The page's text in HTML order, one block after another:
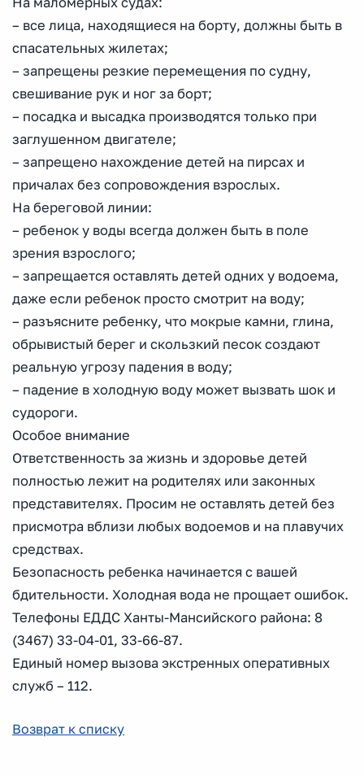
– все лица, находящиеся на борту, должны быть в
спасательных жилетах;
– запрещены резкие перемещения по судну,
свешивание рук и ног за борт;
– посадка и высадка производятся только при
заглушенном двигателе;
– запрещено нахождение детей на пирсах и
причалах без сопровождения взрослых.
На береговой линии:
– ребенок у воды всегда должен быть в поле
зрения взрослого;
– запрещается оставлять детей одних у водоема,
даже если ребенок просто смотрит на воду;
– разъясните ребенку, что мокрые камни, глина,
обрывистый берег и скользкий песок создают
реальную угрозу падения в воду;
– падение в холодную воду может вызвать шок и
судороги.
Особое внимание
Ответственность за жизнь и здоровье детей
полностью лежит на родителях или законных
представителях. Просим не оставлять детей без
присмотра вблизи любых водоемов и на плавучих
средствах.
Безопасность ребенка начинается с вашей
бдительности. Холодная вода не прощает ошибок.
Телефоны ЕДДС Ханты-Мансийского района: 8
(3467) 33-04-01, 33-66-87.
Единый номер вызова экстренных оперативных
служб – 112.
Возврат к списку